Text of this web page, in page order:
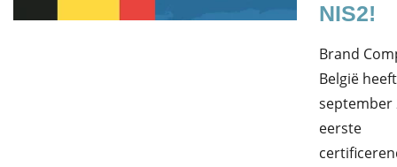
NIS2!
Brand
België
september
eerste